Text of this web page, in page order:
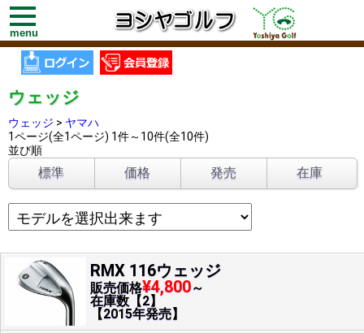
toggle
navigation
menu
ウェッジ
ウェッジ > ヤマハ
1ページ(全1ページ) 1件～10件(全10件)
並び順
標準 価格 発売 在庫
RMX 116ウェッジ
販売価格¥4,800～
在庫数【2】
【2015年発売】